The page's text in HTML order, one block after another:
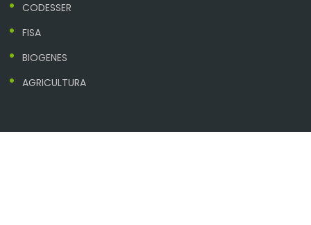
CODESSER
FISA
BIOGENES
AGRICULTURA